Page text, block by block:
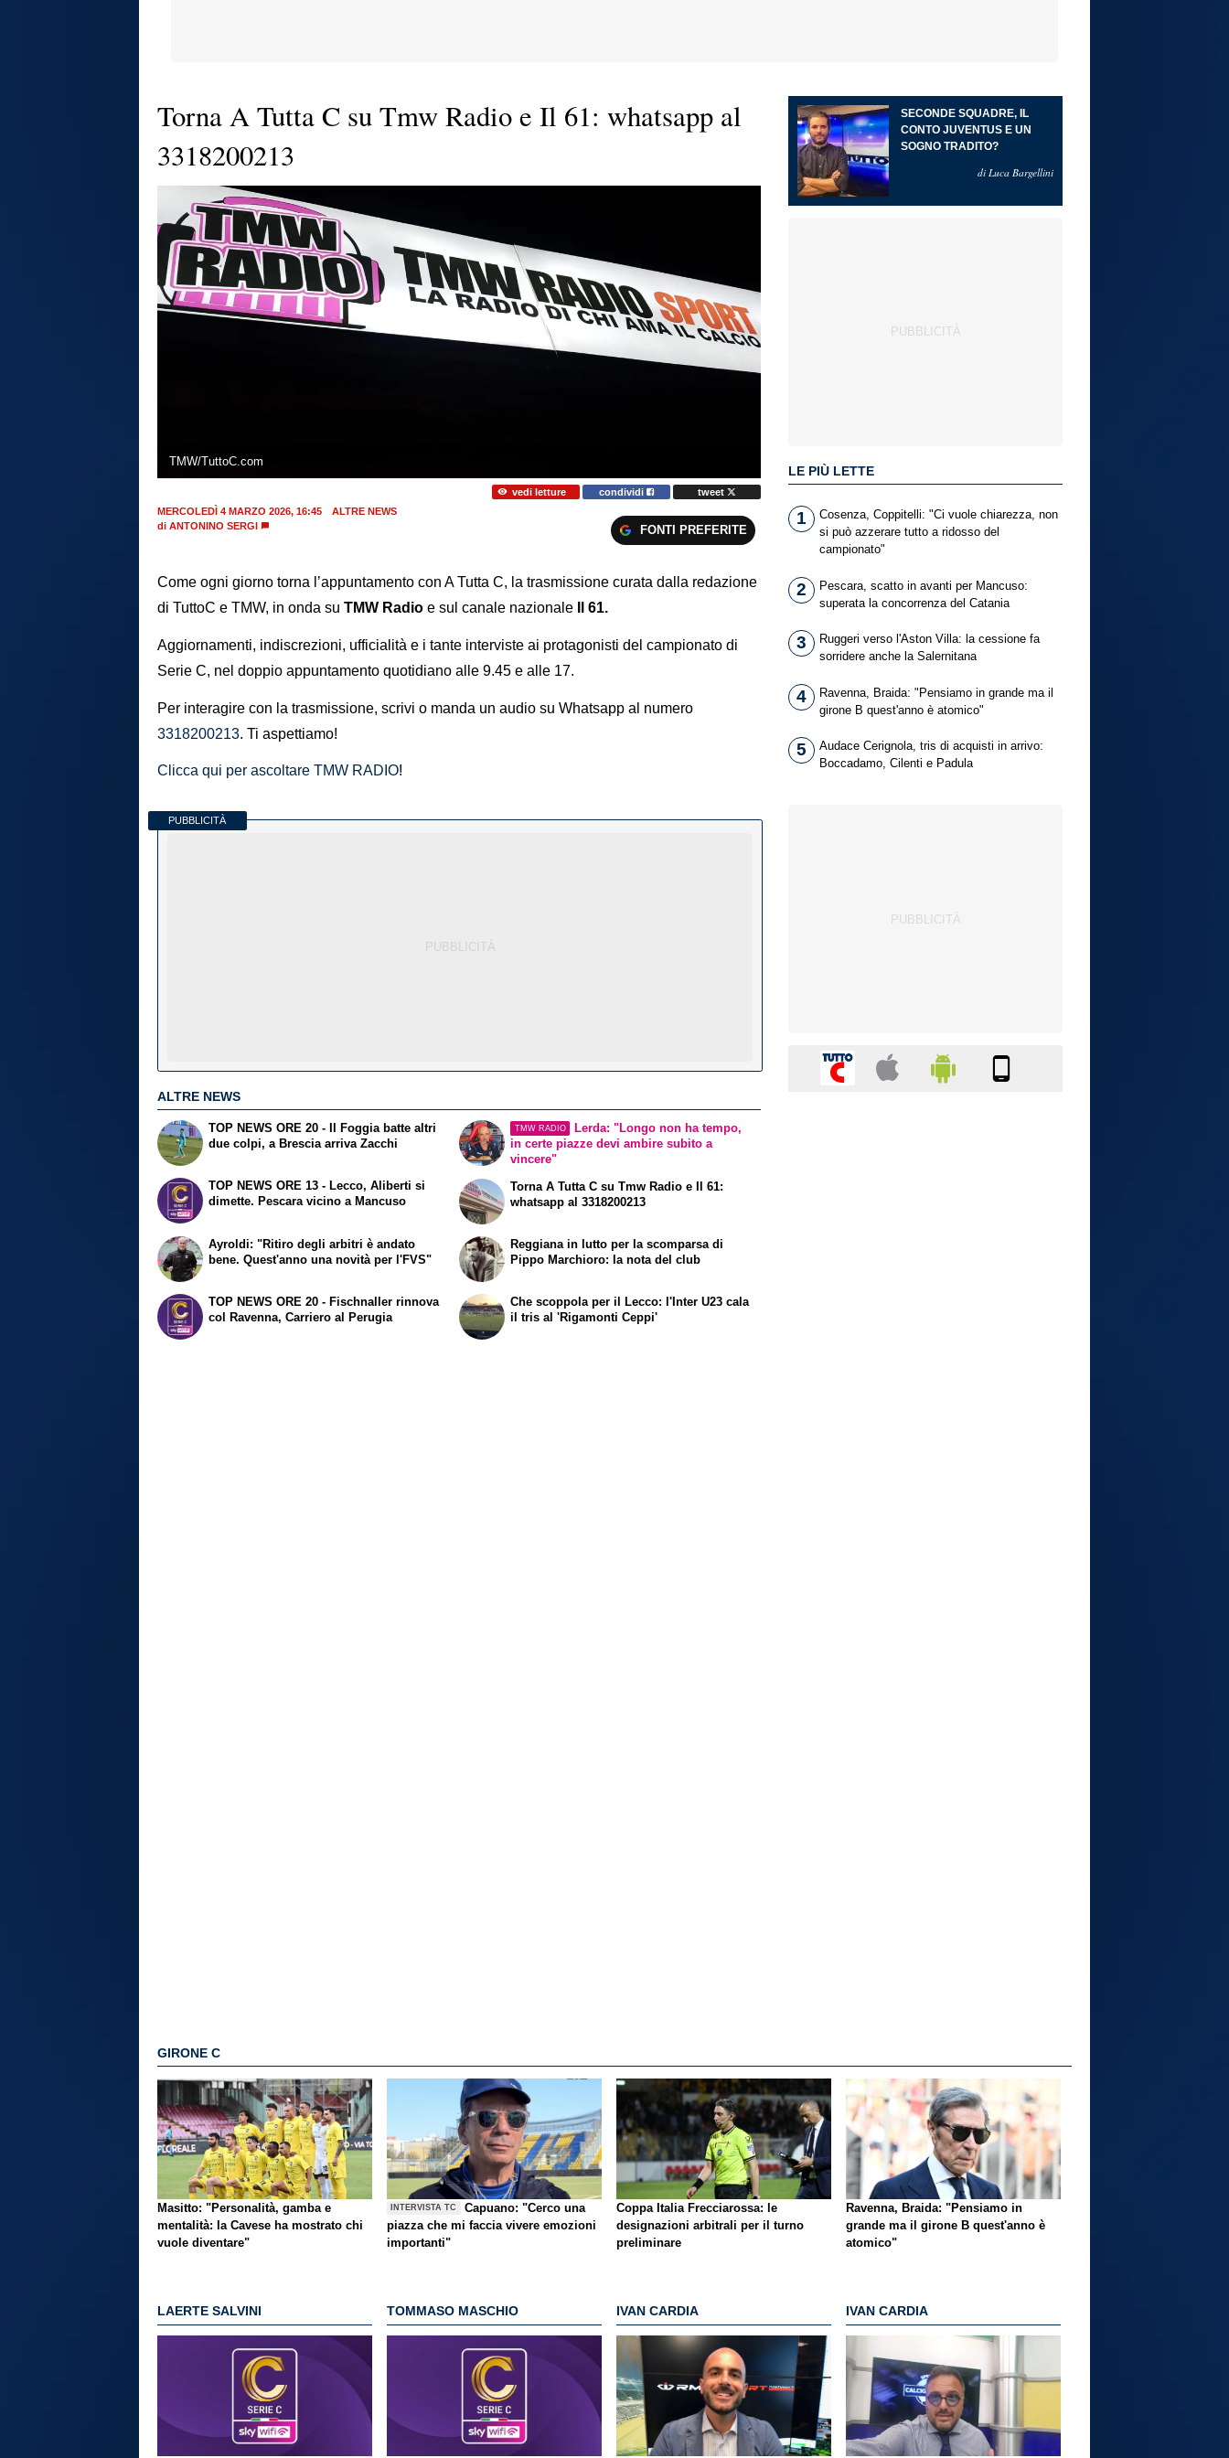
Torna A Tutta C su Tmw Radio e Il 61: whatsapp al
3318200213
TMW/TuttoC.com
vedi letture condividi
tweet
MERCOLEDÌ 4 MARZO 2026, 16:45
ALTRE NEWS
di ANTONINO SERGI FONTI PREFERITE
Come ogni giorno torna l’appuntamento con A Tutta C, la trasmissione curata dalla redazione
di TuttoC e TMW, in onda su TMW Radio e sul canale nazionale Il 61.
Aggiornamenti, indiscrezioni, ufficialità e i tante interviste ai protagonisti del campionato di
Serie C, nel doppio appuntamento quotidiano alle 9.45 e alle 17.
Per interagire con la trasmissione, scrivi o manda un audio su Whatsapp al numero
3318200213. Ti aspettiamo!
Clicca qui per ascoltare TMW RADIO!
PUBBLICITÀ
ALTRE NEWS
TOP NEWS ORE 20 - Il Foggia batte altri
due colpi, a Brescia arriva Zacchi
TOP NEWS ORE 13 - Lecco, Aliberti si
dimette. Pescara vicino a Mancuso
TMW RADIO
Lerda: "Longo non ha tempo,
in certe piazze devi ambire subito a
vincere"
Torna A Tutta C su Tmw Radio e Il 61:
whatsapp al 3318200213
Ayroldi: "Ritiro degli arbitri è andato
bene. Quest'anno una novità per l'FVS"
TOP NEWS ORE 20 - Fischnaller rinnova
col Ravenna, Carriero al Perugia
Reggiana in lutto per la scomparsa di
Pippo Marchioro: la nota del club
Che scoppola per il Lecco: l'Inter U23 cala
il tris al 'Rigamonti Ceppi'
SECONDE SQUADRE, IL
CONTO JUVENTUS E UN
SOGNO TRADITO?
di Luca Bargellini
LE PIÙ LETTE
1
Cosenza, Coppitelli: "Ci vuole chiarezza, non
si può azzerare tutto a ridosso del
campionato"
2
Pescara, scatto in avanti per Mancuso:
superata la concorrenza del Catania
3
Ruggeri verso l'Aston Villa: la cessione fa
sorridere anche la Salernitana
4
Ravenna, Braida: "Pensiamo in grande ma il
girone B quest'anno è atomico"
5
Audace Cerignola, tris di acquisti in arrivo:
Boccadamo, Cilenti e Padula
GIRONE C
Masitto: "Personalità, gamba e
mentalità: la Cavese ha mostrato chi
vuole diventare"
INTERVISTA TC
Capuano: "Cerco una
piazza che mi faccia vivere emozioni
importanti"
Coppa Italia Frecciarossa: le
designazioni arbitrali per il turno
preliminare
Ravenna, Braida: "Pensiamo in
grande ma il girone B quest'anno è
atomico"
LAERTE SALVINI TOMMASO MASCHIO IVAN CARDIA IVAN CARDIA